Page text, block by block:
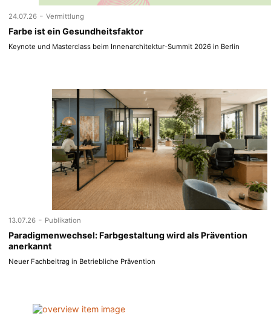
24.07.26 - Vermittlung
Farbe ist ein Gesundheitsfaktor
Keynote und Masterclass beim Innenarchitektur-Summit 2026 in Berlin
13.07.26 - Publikation
Paradigmenwechsel: Farbgestaltung wird als Prävention
anerkannt
Neuer Fachbeitrag in Betriebliche Prävention